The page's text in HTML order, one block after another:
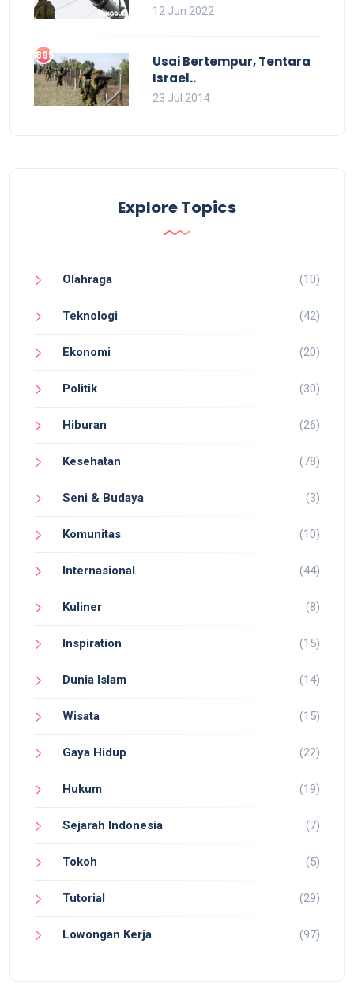
12 Jun 2022
895
Usai Bertempur, Tentara
Israel..
23 Jul 2014
Explore Topics
Olahraga (10)
Teknologi (42)
Ekonomi (20)
Politik (30)
Hiburan (26)
Kesehatan (78)
Seni & Budaya (3)
Komunitas (10)
Internasional (44)
Kuliner (8)
Inspiration (15)
Dunia Islam (14)
Wisata (15)
Gaya Hidup (22)
Hukum (19)
Sejarah Indonesia (7)
Tokoh (5)
Tutorial (29)
Lowongan Kerja (97)